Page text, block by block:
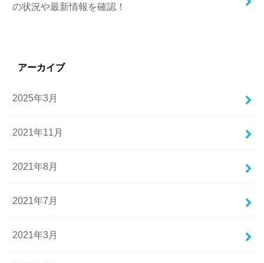
の状況や最新情報を確認！
アーカイブ
2025年3月
2021年11月
2021年8月
2021年7月
2021年3月